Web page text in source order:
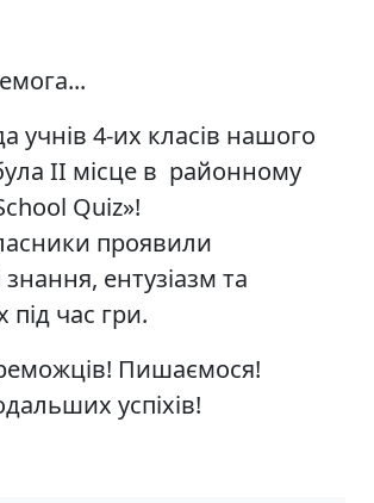
учнів 4-их класів нашого
ІІ місце в районному
Quiz»!
проявили
ентузіазм та
під час гри.
Пишаємося!
успіхів!